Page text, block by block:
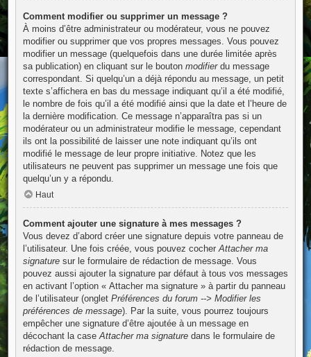
Comment modifier ou supprimer un message ?
À moins d’être administrateur ou modérateur, vous ne pouvez
modifier ou supprimer que vos propres messages. Vous pouvez
modifier un message (quelquefois dans une durée limitée après
sa publication) en cliquant sur le bouton modifierdu message
correspondant. Si quelqu’un a déjà répondu au message, un petit
texte s’affichera en bas du message indiquant qu’il a été modifié,
le nombre de fois qu’il a été modifié ainsi que la date et l’heure de
la dernière modification. Ce message n’apparaîtra pas si un
modérateur ou un administrateur modifie le message, cependant
ils ont la possibilité de laisser une note indiquant qu’ils ont
modifié le message de leur propre initiative. Notez que les
utilisateurs ne peuvent pas supprimer un message une fois que
quelqu’un y a répondu.
Haut
Comment ajouter une signature à mes messages ?
Vous devez d’abord créer une signature depuis votre panneau de
l’utilisateur. Une fois créée, vous pouvez cocherAttacher ma
signaturesur le formulaire de rédaction de message. Vous
pouvez aussi ajouter la signature par défaut à tous vos messages
en activant l’option « Attacher ma signature » à partir du panneau
de l’utilisateur (onglet Préférences du forum --> Modifier les
préférences de message). Par la suite, vous pourrez toujours
empêcher une signature d’être ajoutée à un message en
décochant la caseAttacher ma signaturedans le formulaire de
rédaction de message.